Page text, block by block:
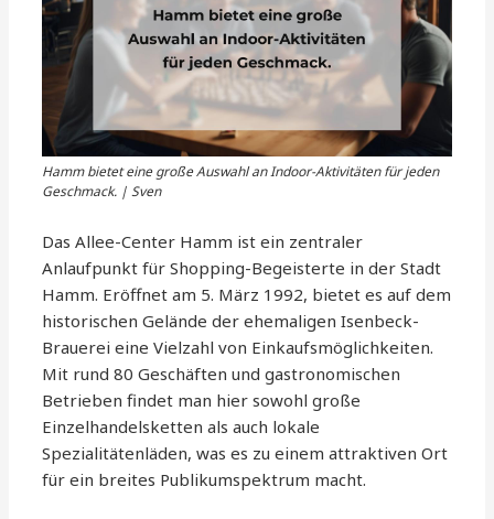
Hamm bietet eine große Auswahl an Indoor-Aktivitäten für jeden
Geschmack. | Sven
Das Allee-Center Hamm ist ein zentraler
Anlaufpunkt für Shopping-Begeisterte in der Stadt
Hamm. Eröffnet am 5. März 1992, bietet es auf dem
historischen Gelände der ehemaligen Isenbeck-
Brauerei eine Vielzahl von Einkaufsmöglichkeiten.
Mit rund 80 Geschäften und gastronomischen
Betrieben findet man hier sowohl große
Einzelhandelsketten als auch lokale
Spezialitätenläden, was es zu einem attraktiven Ort
für ein breites Publikumspektrum macht.